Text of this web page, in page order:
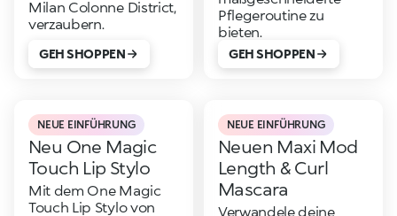
Milan Colonne District,
verzaubern.
GEH SHOPPEN
Pflegeroutine zu
bieten.
GEH SHOPPEN
NEUE EINFÜHRUNG
Neu One Magic
Touch Lip Stylo
Mit dem One Magic
Touch Lip Stylo von
NEUE EINFÜHRUNG
Neuen Maxi Mod
Length & Curl
Mascara
Verwandele deine